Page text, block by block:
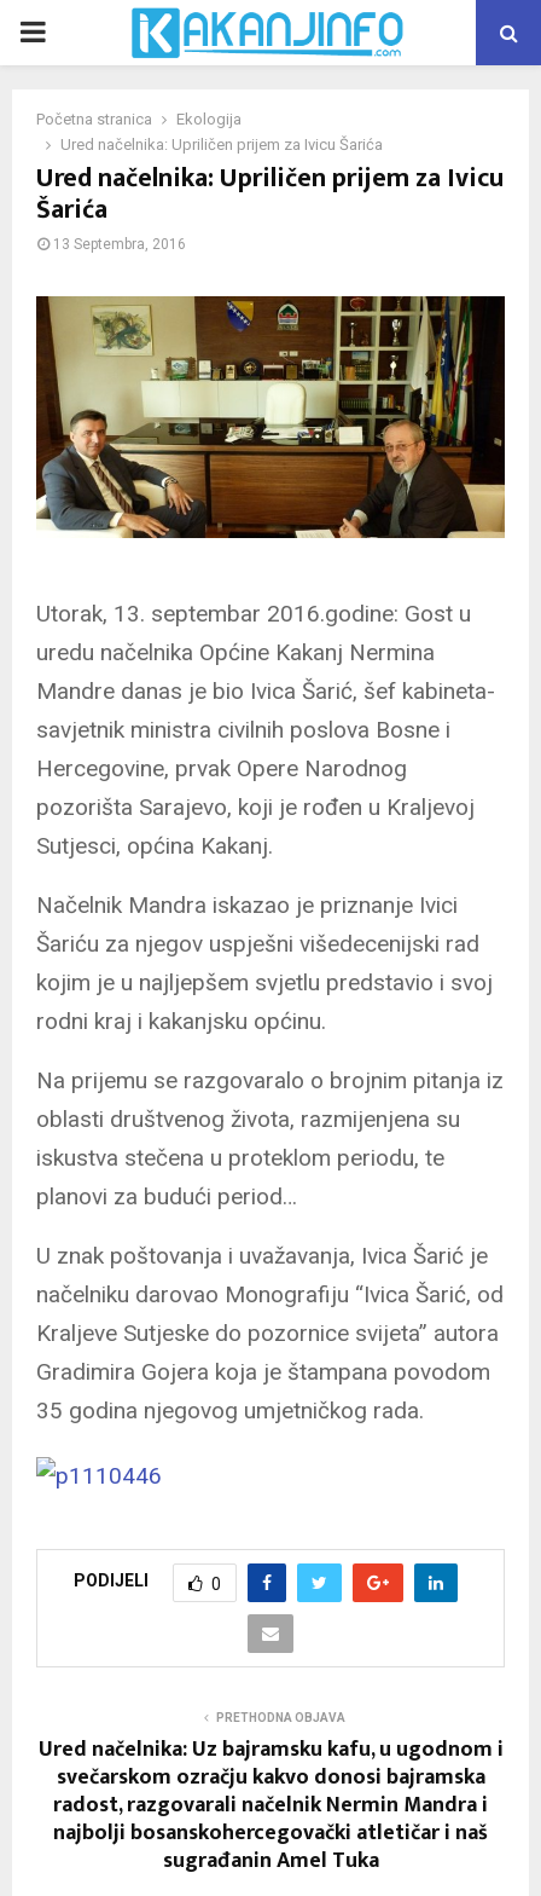
PRIMARY
Početna stranica
Ekologija
Ured načelnika: Upriličen prijem za Ivicu Šarića
Ured načelnika: Upriličen prijem za Ivicu
Šarića
13 Septembra, 2016
Utorak, 13. septembar 2016.godine: Gost u
uredu načelnika Općine Kakanj Nermina
Mandre danas je bio Ivica Šarić, šef kabineta-
savjetnik ministra civilnih poslova Bosne i
Hercegovine, prvak Opere Narodnog
pozorišta Sarajevo, koji je rođen u Kraljevoj
Sutjesci, općina Kakanj.
Načelnik Mandra iskazao je priznanje Ivici
Šariću za njegov uspješni višedecenijski rad
kojim je u najljepšem svjetlu predstavio i svoj
rodni kraj i kakanjsku općinu.
Na prijemu se razgovaralo o brojnim pitanja iz
oblasti društvenog života, razmijenjena su
iskustva stečena u proteklom periodu, te
planovi za budući period…
U znak poštovanja i uvažavanja, Ivica Šarić je
načelniku darovao Monografiju “Ivica Šarić, od
Kraljeve Sutjeske do pozornice svijeta” autora
Gradimira Gojera koja je štampana povodom
35 godina njegovog umjetničkog rada.
PODIJELI 0
PRETHODNA OBJAVA
Ured načelnika: Uz bajramsku kafu, u ugodnom i
svečarskom ozračju kakvo donosi bajramska
radost, razgovarali načelnik Nermin Mandra i
najbolji bosanskohercegovački atletičar i naš
sugrađanin Amel Tuka